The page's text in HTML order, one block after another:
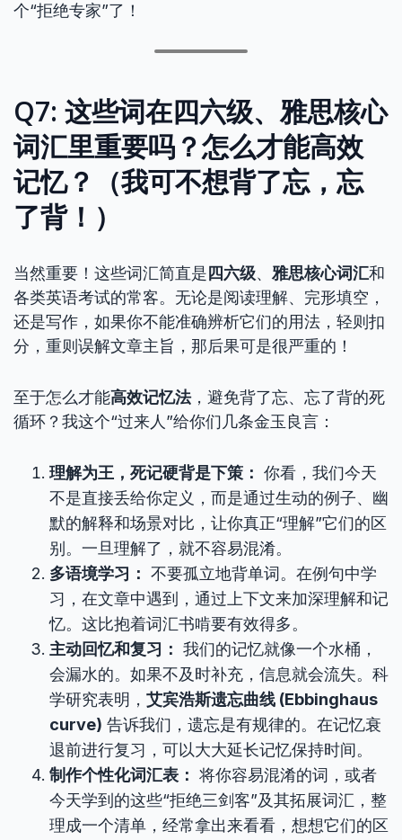
个“拒绝专家”了！
Q7: 这些词在四六级、雅思核心
词汇里重要吗？怎么才能高效
记忆？（我可不想背了忘，忘
了背！）
当然重要！这些词汇简直是 四六级、 雅思核心词汇和
各类英语考试的常客。无论是阅读理解、完形填空，
还是写作，如果你不能准确辨析它们的用法，轻则扣
分，重则误解文章主旨，那后果可是很严重的！
至于怎么才能高效记忆法，避免背了忘、忘了背的死
循环？我这个“过来人”给你们几条金玉良言：
理解为王，死记硬背是下策： 你看，我们今天
不是直接丢给你定义，而是通过生动的例子、幽
默的解释和场景对比，让你真正“理解”它们的区
别。一旦理解了，就不容易混淆。
多语境学习： 不要孤立地背单词。在例句中学
习，在文章中遇到，通过上下文来加深理解和记
忆。这比抱着词汇书啃要有效得多。
主动回忆和复习： 我们的记忆就像一个水桶，
会漏水的。如果不及时补充，信息就会流失。科
学研究表明， 艾宾浩斯遗忘曲线 (Ebbinghaus
curve) 告诉我们，遗忘是有规律的。在记忆衰
退前进行复习，可以大大延长记忆保持时间。
制作个性化词汇表： 将你容易混淆的词，或者
今天学到的这些“拒绝三剑客”及其拓展词汇，整
理成一个清单，经常拿出来看看，想想它们的区